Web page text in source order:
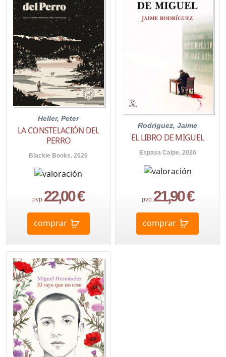
Heller, Peter
LA CONSTELACIÓN DEL
PERRO
Blackie Books. 2026
pvp.22,00 €
comprar
Rodriguez, Jaime
EL LIBRO DE MIGUEL
Espasa Calpe. 2026
pvp.21,90 €
comprar